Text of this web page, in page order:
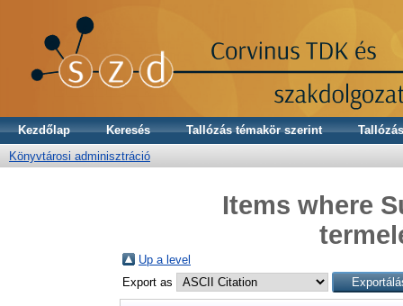
Kezdőlap Keresés Tallózás témakör szerint
Könyvtárosi adminisztráció
Items where
Up a level
Export as